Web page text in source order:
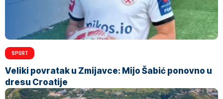
SPORT
Veliki povratak u Zmijavce: Mijo Šabić ponovno u
dresu Croatije